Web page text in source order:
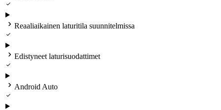

 Reaaliaikainen laturitila suunnitelmissa

 Edistyneet laturisuodattimet

 Android Auto
